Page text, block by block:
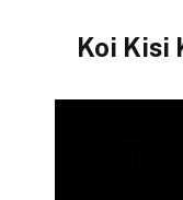
Koi Kisi